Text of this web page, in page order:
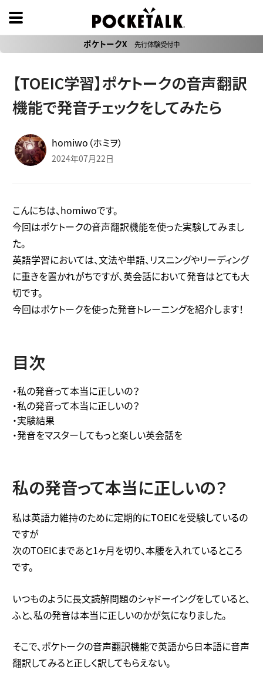
ポケトークX 先行体験受付中
【TOEIC学習】ポケトークの音声翻訳
機能で発音チェックをしてみたら
homiwo（ホミヲ）
2024年07月22日
こんにちは、homiwoです。
今回はポケトークの音声翻訳機能を使った実験してみまし
た。
英語学習においては、文法や単語、リスニングやリーディング
に重きを置かれがちですが、英会話において発音はとても大
切です。
今回はポケトークを使った発音トレーニングを紹介します！
目次
・私の発音って本当に正しいの？
・私の発音って本当に正しいの？
・実験結果
・発音をマスターしてもっと楽しい英会話を
私の発音って本当に正しいの？
私は英語力維持のために定期的にTOEICを受験しているの
ですが
次のTOEICまであと1ヶ月を切り、本腰を入れているところ
です。
いつものように長文読解問題のシャドーイングをしていると、
ふと、私の発音は本当に正しいのかが気になりました。
そこで、ポケトークの音声翻訳機能で英語から日本語に音声
翻訳してみると正しく訳してもらえない。